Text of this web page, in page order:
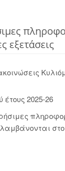
εξετάσεις
έτους 2025-26